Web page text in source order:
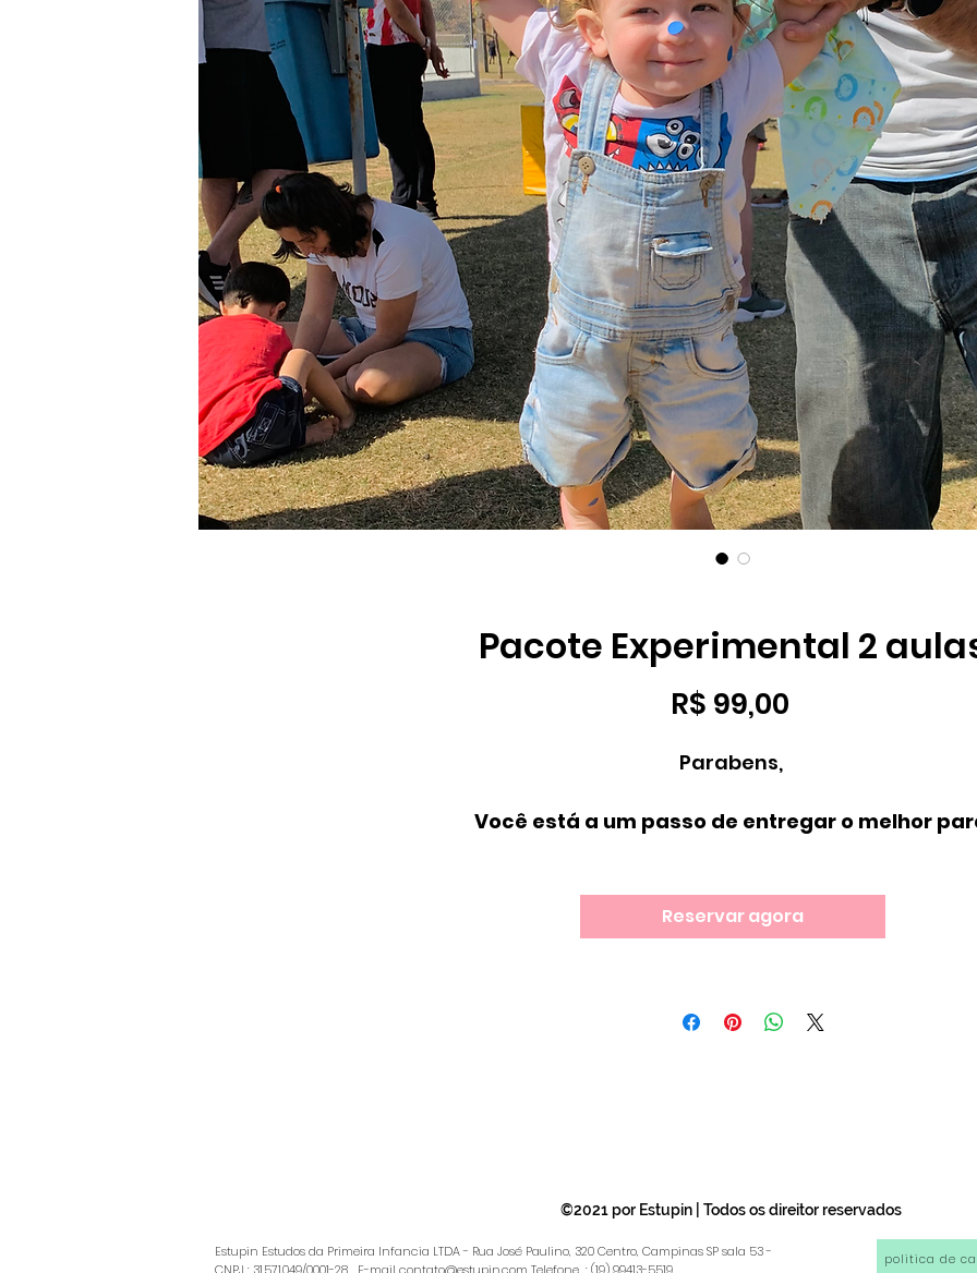
Pacote Experimental 2
R$ 99,00
Parabens,
Você está a um passo de entregar o melhor
Aqui você tera acesso aos melhores
com capacitação para estimular capacidades
Reservar agora
©2021 por Estupin | Todos os direitor reservados
Estupin Estudos da Primeira Infancia LTDA - Rua José Paulino, 320 Centro, Campinas SP sala 53 -
politica de